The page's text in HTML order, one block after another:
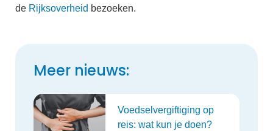
de Rijksoverheid bezoeken.
Meer nieuws:
Voedselvergiftiging op
reis: wat kun je doen?